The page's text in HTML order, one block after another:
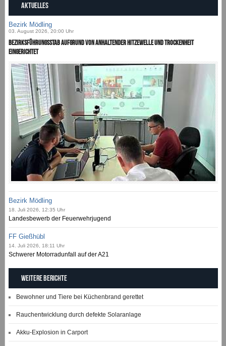
AKTUELLES
Bezirk Mödling
03. August 2026, 20:00 Uhr
Bezirksführungsstab aufgrund von anhaltender Hitzewelle und Trockenheit
eingerichtet
Bezirk Mödling
18. Juli 2026, 12:35 Uhr
Landesbewerb der Feuerwehrjugend
FF Gießhübl
14. Juli 2026, 18:11 Uhr
Schwerer Motorradunfall auf der A21
Weitere Berichte
Bewohner und Tiere bei Küchenbrand gerettet
Rauchentwicklung durch defekte Solaranlage
Akku-Explosion in Carport